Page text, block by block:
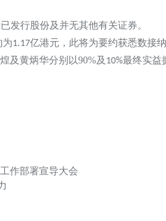
发行股份及并无其他有关证券。
为1.17亿港元，此将为要约获悉数接
煌及黄炳华分别以90%及 10%最终实益
作部署宣导大会